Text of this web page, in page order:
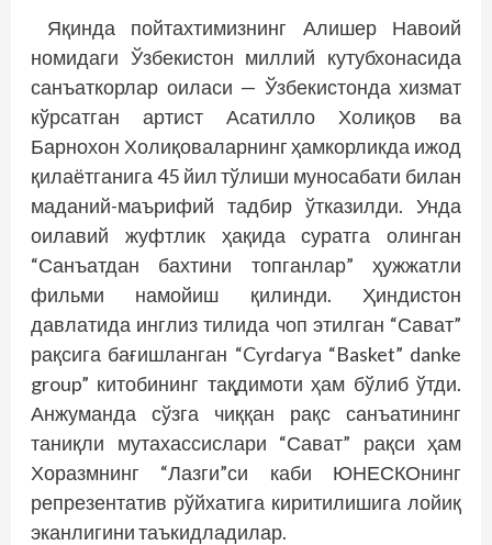
Яқинда пойтахтимизнинг Алишер Навоий
номидаги Ўзбекистон миллий кутубхонасида
санъаткорлар оиласи — Ўзбекистонда хизмат
кўрсатган артист Асатилло Холиқов ва
Барнохон Холиқоваларнинг ҳамкорликда ижод
қилаётганига 45 йил тўлиши муносабати билан
маданий-маърифий тадбир ўтказилди. Унда
оилавий жуфтлик ҳақида суратга олинган
“Санъатдан бахтини топганлар” ҳужжатли
фильми намойиш қилинди. Ҳиндистон
давлатида инглиз тилида чоп этилган “Сават”
рақсига бағишланган “Cyrdarya “Basket” danke
group” китобининг тақдимоти ҳам бўлиб ўтди.
Анжуманда сўзга чиққан рақс санъатининг
таниқли мутахассислари “Сават” рақси ҳам
Хоразмнинг “Лазги”си каби ЮНЕСКОнинг
репрезентатив рўйхатига киритилишига лойиқ
эканлигини таъкидладилар.